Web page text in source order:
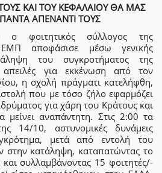
ΚΑΙ ΤΟΥ ΚΕΦΑΛΑΙΟΥ ΘΑ ΜΑΣ
ΑΠΕΝΑΝΤΙ ΤΟΥΣ
φοιτητικός σύλλογος της
ΕΜΠ αποφάσισε μέσω γενικής
του συγκροτήματος της
για εκκένωση από τον
η σχολή πράγματι κατελήφθη,
που με τόσο ζήλο εφαρμόζει
για χάρη του Κράτους και
μείνει αναπάντητη. Στις 2:00 τα
14/10, αστυνομικές δυνάμεις
μετά από εντολή του
στην κατάληψη, καταπατώντας το
συλλαμβάνοντας 15 φοιτητές/-